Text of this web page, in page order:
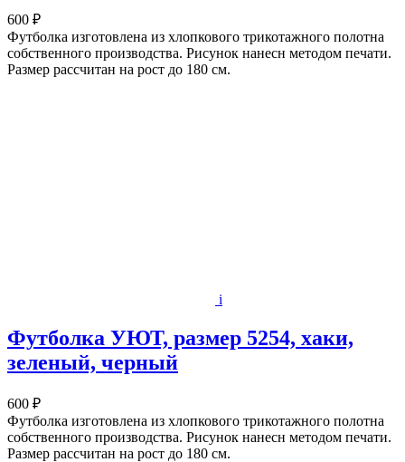
600 ₽
Футболка изготовлена из хлопкового трикотажного полотна
собственного производства. Рисунок нанесн методом печати.
Размер рассчитан на рост до 180 см.
i
Футболка УЮТ, размер 5254, хаки,
зеленый, черный
600 ₽
Футболка изготовлена из хлопкового трикотажного полотна
собственного производства. Рисунок нанесн методом печати.
Размер рассчитан на рост до 180 см.